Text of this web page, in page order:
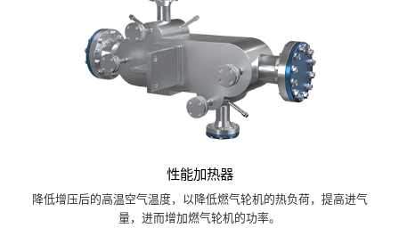
性能加热器
降低增压后的高温空气温度，以降低燃气轮机的热负荷，提高进气
量，进而增加燃气轮机的功率。